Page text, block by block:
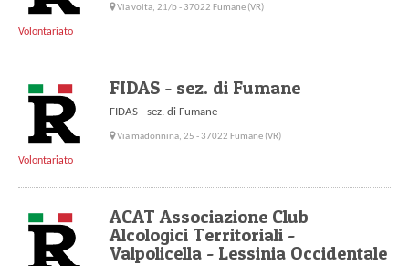
Via volta, 21/b - 37022 Fumane (VR)
Volontariato
FIDAS - sez. di Fumane
FIDAS - sez. di Fumane
Via madonnina, 25 - 37022 Fumane (VR)
Volontariato
ACAT Associazione Club
Alcologici Territoriali -
Valpolicella - Lessinia Occidentale